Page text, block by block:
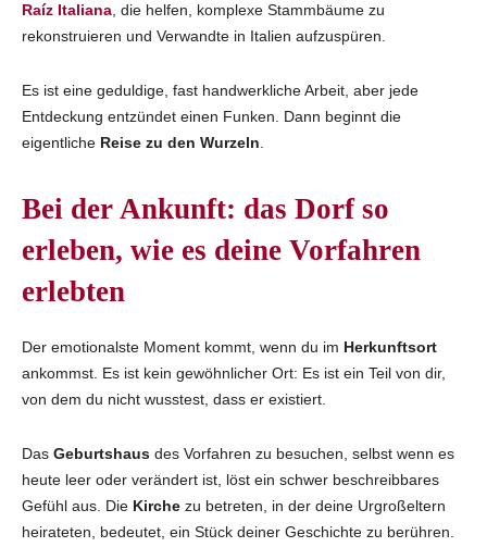
Raíz Italiana , die helfen, komplexe Stammbäume zu
rekonstruieren und Verwandte in Italien aufzuspüren.
Es ist eine geduldige, fast handwerkliche Arbeit, aber jede
Entdeckung entzündet einen Funken. Dann beginnt die
eigentliche Reise zu den Wurzeln
Bei der Ankunft: das Dorf so
erleben, wie es deine Vorfahren
erlebten
Der emotionalste Moment kommt, wenn du im Herkunftsort
ankommst. Es ist kein gewöhnlicher Ort: Es ist ein Teil von dir,
von dem du nicht wusstest, dass er existiert.
Das Geburtshaus des Vorfahren zu besuchen, selbst wenn es
heute leer oder verändert ist, löst ein schwer beschreibbares
Gefühl aus. Die Kirche zu betreten, in der deine Urgroßeltern
heirateten, bedeutet, ein Stück deiner Geschichte zu berühren.